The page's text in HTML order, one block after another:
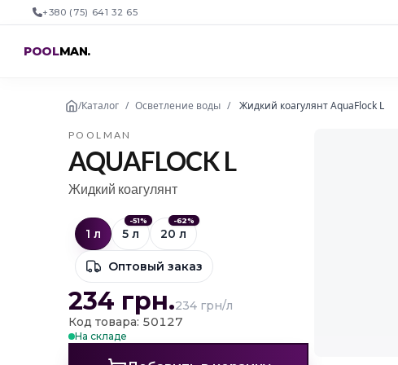
+380 (75) 641 32 65
POOLMAN.
/Каталог / Осветление воды / Жидкий коагулянт AquaFlock L
POOLMAN
AQUAFLOCK L
Жидкий коагулянт
1 л
-51%
5 л
-62%
20 л
Оптовый заказ
234 грн.234 грн/л
Код товара: 50127
На складе